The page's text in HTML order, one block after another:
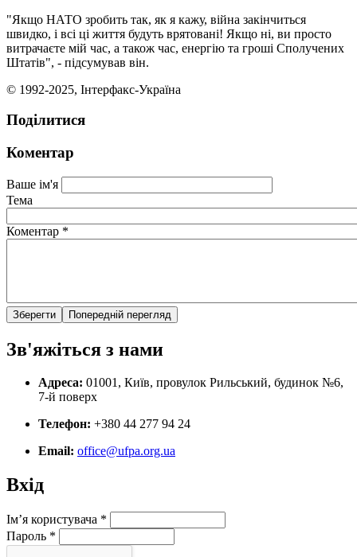
"Якщо НАТО зробить так, як я кажу, війна закінчиться
швидко, і всі ці життя будуть врятовані! Якщо ні, ви просто
витрачаєте мій час, а також час, енергію та гроші Сполучених
Штатів", - підсумував він.
© 1992-2025, Інтерфакс-Україна
Поділитися
Коментар
Ваше ім'я
Тема
Коментар *
Зв'яжіться з нами
Адреса: 01001, Київ, провулок Рильський, будинок №6,
7-й поверх
Телефон: +380 44 277 94 24
Email: office@ufpa.org.ua
Вхід
Ім’я користувача *
Пароль *